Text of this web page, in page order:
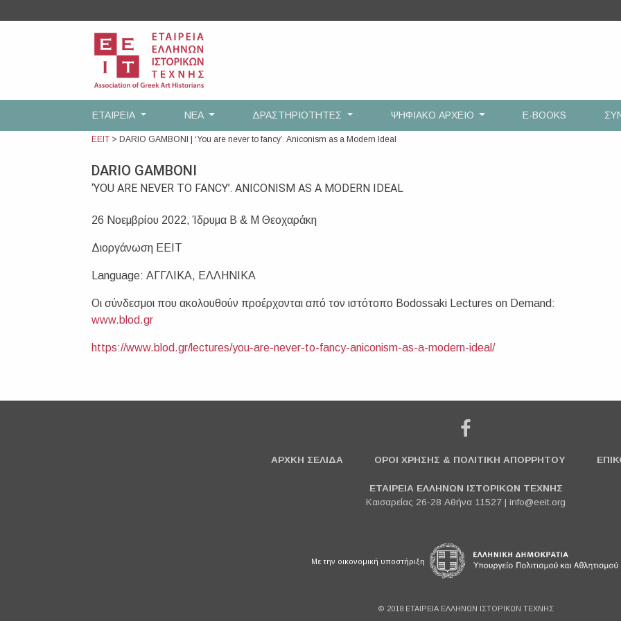
to
ΕΤΑΙΡEΙΑ ΝΕΑ ΔΡΑΣΤΗΡΙΟΤΗΤΕΣ ΨΗΦΙΑΚΟ ΑΡΧΕΙΟ E-BOOKS
ΕΕΙΤ > DARIO GAMBONI | ‘You are never to fancy’. Aniconism as a Modern Ideal
DARIO GAMBONI
‘YOU ARE NEVER TO FANCY’. ANICONISM AS A MODERN IDEAL
26 Νοεμβρίου 2022, Ίδρυμα B & M Θεοχαράκη
Διοργάνωση ΕΕΙΤ
Language: ΑΓΓΛΙΚΑ, ΕΛΛΗΝΙΚΑ
Οι σύνδεσμοι που ακολουθούν προέρχονται από τον ιστότοπο Bodossaki Lectures on Demand:
www.blod.gr
https://www.blod.gr/lectures/you-are-never-to-fancy-aniconism-as-a-modern-ideal/
ΑΡΧΚΗ ΣΕΛΙΔΑ ΟΡΟΙ ΧΡΗΣΗΣ & ΠΟΛΙΤΙΚΗ ΑΠΟΡΡΗΤΟΥ
ΕΤΑΙΡΕΙΑ ΕΛΛΗΝΩΝ ΙΣΤΟΡΙΚΩΝ ΤΕΧΝΗΣ
Καισαρείας 26-28 Αθήνα 11527 | info@eeit.org
Με την οικονομική υποστήριξη
© 2018 ΕΤΑΙΡΕΙΑ ΕΛΛΗΝΩΝ ΙΣΤΟΡΙΚΩΝ ΤΕΧΝΗΣ